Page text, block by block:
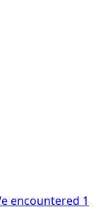
encountered 1